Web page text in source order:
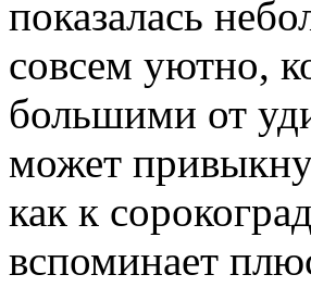
показалась
совсем уютно,
большими от
может
как к
вспоминает